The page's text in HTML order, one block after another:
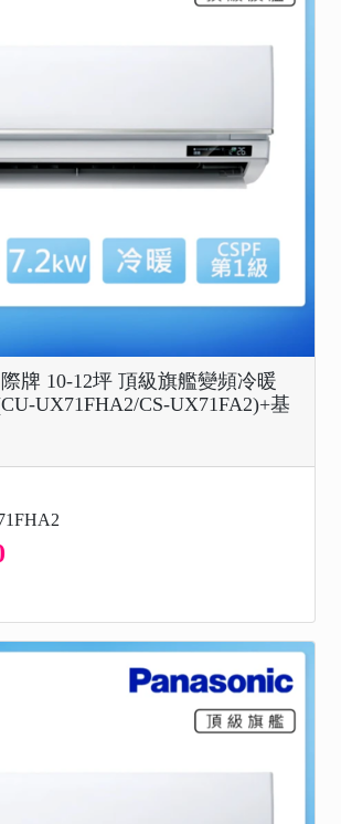
際牌 10-12坪 頂級旗艦變頻冷暖
UX71FHA2/CS-UX71FA2)+基